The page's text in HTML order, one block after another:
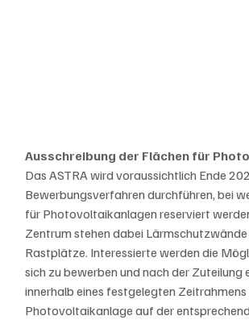
Ausschreibung der Flächen für
Das ASTRA wird voraussichtlich Ende
Bewerbungsverfahren durchführen, bei
für Photovoltaikanlagen reserviert
Zentrum stehen dabei Lärmschutzwände
Rastplätze. Interessierte werden die
sich zu bewerben und nach der Zuteilung
innerhalb eines festgelegten Zeitrahmens
Photovoltaikanlage auf der